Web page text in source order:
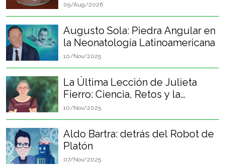
05/Aug/2026
Augusto Sola: Piedra Angular en
la Neonatología Latinoamericana
10/Nov/2025
La Última Lección de Julieta
Fierro: Ciencia, Retos y la
Felicidad Perpetua
10/Nov/2025
Aldo Bartra: detrás del Robot de
Platón
07/Nov/2025